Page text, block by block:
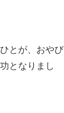
とが、おやび
となりまし